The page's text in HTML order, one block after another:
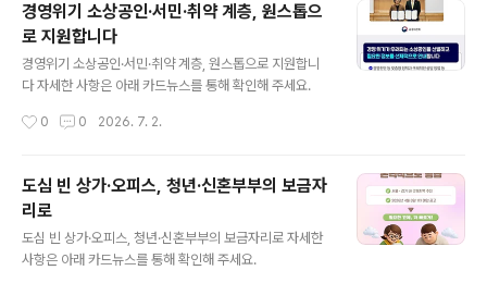
경영위기 소상공인·서민·취약 계층, 원스톱으
로 지원합니다
경영위기 소상공인·서민·취약 계층, 원스톱으로 지원합니
다 자세한 사항은 아래 카드뉴스를 통해 확인해 주세요.
0 0 2026. 7. 2.
도심 빈 상가·오피스, 청년·신혼부부의 보금자
리로
도심 빈 상가·오피스, 청년·신혼부부의 보금자리로 자세한
사항은 아래 카드뉴스를 통해 확인해 주세요.